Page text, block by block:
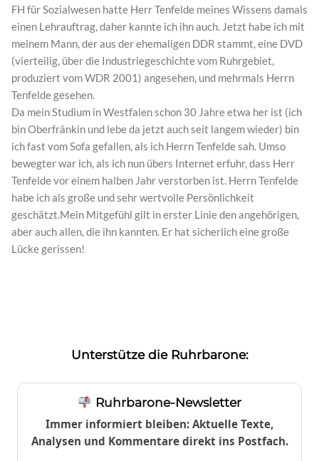
FH für Sozialwesen hatte Herr Tenfelde meines Wissens damals
einen Lehrauftrag, daher kannte ich ihn auch. Jetzt habe ich mit
meinem Mann, der aus der ehemaligen DDR stammt, eine DVD
(vierteilig, über die Industriegeschichte vom Ruhrgebiet,
produziert vom WDR 2001) angesehen, und mehrmals Herrn
Tenfelde gesehen.
Da mein Studium in Westfalen schon 30 Jahre etwa her ist (ich
bin Oberfränkin und lebe da jetzt auch seit langem wieder) bin
ich fast vom Sofa gefallen, als ich Herrn Tenfelde sah. Umso
bewegter war ich, als ich nun übers Internet erfuhr, dass Herr
Tenfelde vor einem halben Jahr verstorben ist. Herrn Tenfelde
habe ich als große und sehr wertvolle Persönlichkeit
geschätzt.Mein Mitgefühl gilt in erster Linie den angehörigen,
aber auch allen, die ihn kannten. Er hat sicherlich eine große
Lücke gerissen!
Unterstütze die Ruhrbarone:
Ruhrbarone-Newsletter
Immer informiert bleiben: Aktuelle Texte,
Analysen und Kommentare direkt ins Postfach.